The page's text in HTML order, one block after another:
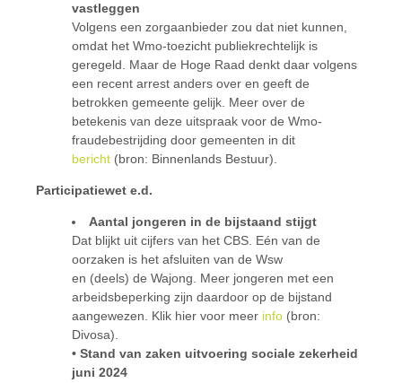
vastleggen
Volgens een zorgaanbieder zou dat niet kunnen,
omdat het Wmo-toezicht publiekrechtelijk is
geregeld. Maar de Hoge Raad denkt daar volgens
een recent arrest anders over en geeft de
betrokken gemeente gelijk. Meer over de
betekenis van deze uitspraak voor de Wmo-
fraudebestrijding door gemeenten in dit
bericht (bron: Binnenlands Bestuur).
Participatiewet e.d.
Aantal jongeren in de bijstaand stijgt
Dat blijkt uit cijfers van het CBS. Eén van de
oorzaken is het afsluiten van de Wsw
en (deels) de Wajong. Meer jongeren met een
arbeidsbeperking zijn daardoor op de bijstand
aangewezen. Klik hier voor meer info (bron:
Divosa).
• Stand van zaken uitvoering sociale zekerheid
juni 2024